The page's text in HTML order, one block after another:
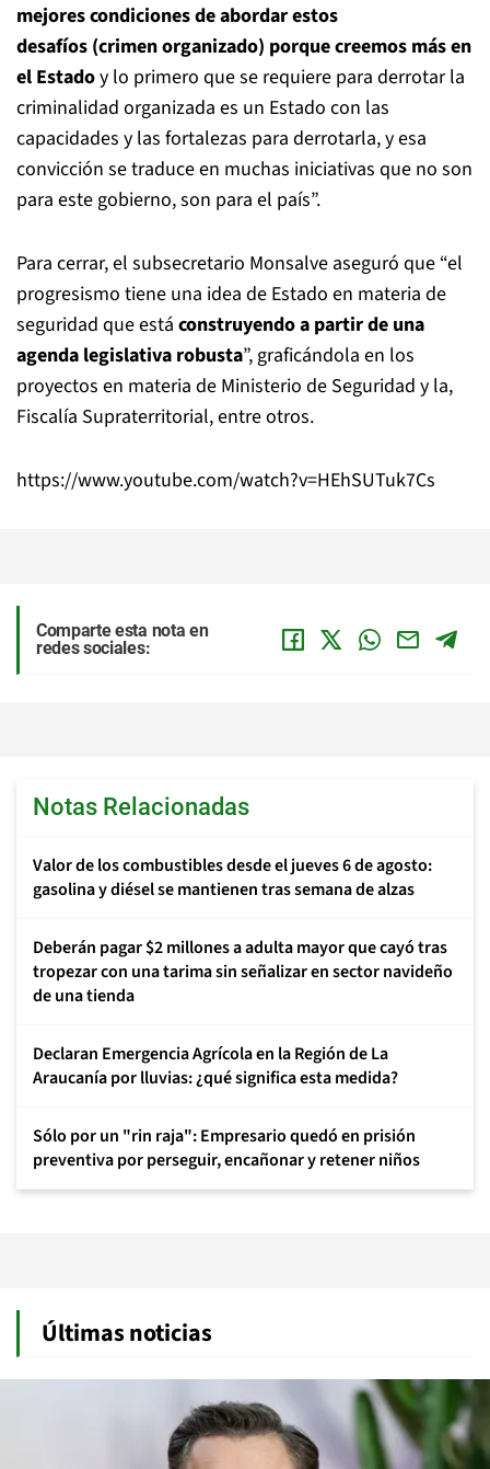
mejores condiciones de abordar estos
desafíos (crimen organizado) porque creemos más en
el Estadoy lo primero que se requiere para derrotar la
criminalidad organizada es un Estado con las
capacidades y las fortalezas para derrotarla, y esa
convicción se traduce en muchas iniciativas que no son
para este gobierno, son para el país”.
Para cerrar, el subsecretario Monsalve aseguró que “el
progresismo tiene una idea de Estado en materia de
seguridad que está construyendo a partir de una
agenda legislativa robusta”, graficándola en los
proyectos en materia de Ministerio de Seguridad y la,
Fiscalía Supraterritorial, entre otros.
https://www.youtube.com/watch?v=HEhSUTuk7Cs
Comparte esta nota en
redes sociales:
Notas Relacionadas
Valor de los combustibles desde el jueves 6 de agosto:
gasolina y diésel se mantienen tras semana de alzas
Deberán pagar $2 millones a adulta mayor que cayó tras
tropezar con una tarima sin señalizar en sector navideño
de una tienda
Declaran Emergencia Agrícola en la Región de La
Araucanía por lluvias: ¿qué significa esta medida?
Sólo por un "rin raja": Empresario quedó en prisión
preventiva por perseguir, encañonar y retener niños
Últimas noticias